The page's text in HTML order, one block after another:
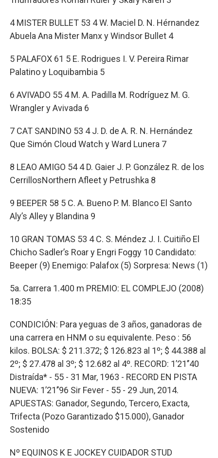
4 MISTER BULLET 53 4 W. Maciel D. N. Hérnandez
Abuela Ana Mister Manx y Windsor Bullet 4
5 PALAFOX 61 5 E. Rodrigues I. V. Pereira Rimar
Palatino y Loquibambia 5
6 AVIVADO 55 4 M. A. Padilla M. Rodríguez M. G.
Wrangler y Avivada 6
7 CAT SANDINO 53 4 J. D. de A. R. N. Hernández
Que Simón Cloud Watch y Ward Lunera 7
8 LEAO AMIGO 54 4 D. Gaier J. P. González R. de los
CerrillosNorthern Afleet y Petrushka 8
9 BEEPER 58 5 C. A. Bueno P. M. Blanco El Santo
Aly’s Alley y Blandina 9
10 GRAN TOMAS 53 4 C. S. Méndez J. I. Cuitiño El
Chicho Sadler’s Roar y Engri Foggy 10 Candidato:
Beeper (9) Enemigo: Palafox (5) Sorpresa: News (1)
5a. Carrera 1.400 m PREMIO: EL COMPLEJO (2008)
18:35
CONDICIÓN: Para yeguas de 3 años, ganadoras de
una carrera en HNM o su equivalente. Peso : 56
kilos. BOLSA: $ 211.372; $ 126.823 al 1º; $ 44.388 al
2º; $ 27.478 al 3º; $ 12.682 al 4º. RECORD: 1’21’’40
Distraída* - 55 - 31 Mar, 1963 - RECORD EN PISTA
NUEVA: 1’21’’96 Sir Fever - 55 - 29 Jun, 2014.
APUESTAS: Ganador, Segundo, Tercero, Exacta,
Trifecta (Pozo Garantizado $15.000), Ganador
Sostenido
Nº EQUINOS K E JOCKEY CUIDADOR STUD